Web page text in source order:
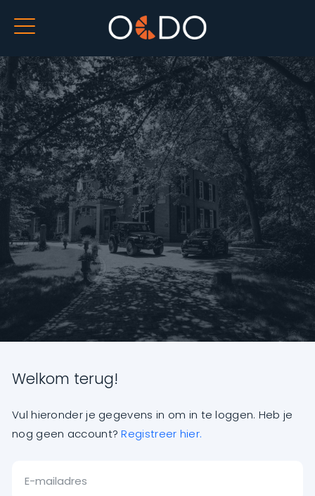
Welkom terug!
Vul hieronder je gegevens in om in te loggen. Heb je
nog geen account?Registreer hier.